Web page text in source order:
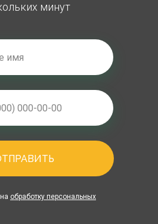
минут
обработку персональных